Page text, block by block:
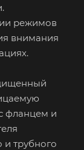
режимов
внимания
фланцем и
и трубного